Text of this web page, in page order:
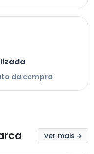
da compra
ver mais